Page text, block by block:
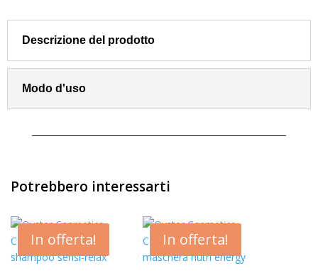
Vitalfarco
100
quantità
Descrizione del prodotto
Modo d'uso
Potrebbero interessarti
In offerta! In offerta!